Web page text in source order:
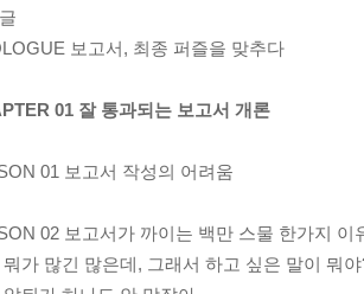
보고서, 최종 퍼즐을 맞추다
01 잘 통과되는 보고서 개론
01 보고서 작성의 어려움
02 보고서가 까이는 백만 스물 한가지 이
가 많긴 많은데, 그래서 하고 싶은 말이 뭐